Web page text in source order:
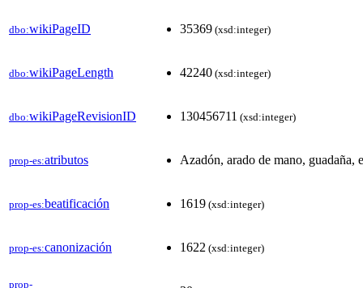
dbo:wikiPageID 35369 (xsd:integer)
dbo:wikiPageLength 42240 (xsd:integer)
dbo:wikiPageRevisionID 130456711 (xsd:integer)
prop-es:atributos Azadón, arado de mano, guadaña,
prop-es:beatificación 1619 (xsd:integer)
prop-es:canonización 1622 (xsd:integer)
prop-